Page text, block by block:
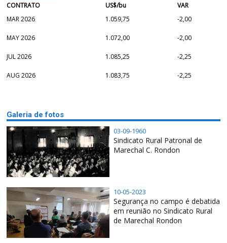
CONTRATO
US$/bu
VAR
MAR 2026
1.059,75 -2,00
MAY 2026 1.072,00 -2,00
JUL 2026 1.085,25 -2,25
AUG 2026 1.083,75 -2,25
Galeria de fotos
03-09-1960
Sindicato Rural Patronal de
Marechal C. Rondon
10-05-2023
Segurança no campo é debatida
em reunião no Sindicato Rural
de Marechal Rondon